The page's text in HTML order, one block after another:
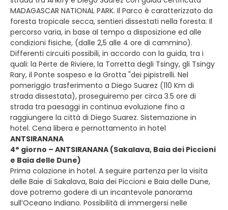
MADAGASCAR NATIONAL PARK. Il Parco è caratterizzato da
foresta tropicale secca, sentieri dissestati nella foresta. Il
percorso varia, in base al tempo a disposizione ed alle
condizioni fisiche, (dalle 2,5 alle 4 ore di cammino).
Differenti circuiti possibili, in accordo con la guida, tra i
quali: la Perte de Riviere, la Torretta degli Tsingy, gli Tsingy
Rary, il Ponte sospeso e la Grotta "dei pipistrelli. Nel
pomeriggio trasferimento a Diego Suarez (110 Km di
strada dissestata), proseguiremo per circa 3.5 ore di
strada tra paesaggi in continua evoluzione fino a
raggiungere la città di Diego Suarez. Sistemazione in
hotel. Cena libera e pernottamento in hotel
ANTSIRANANA
4° giorno – ANTSIRANANA (Sakalava, Baia dei Piccioni
e Baia delle Dune)
Prima colazione in hotel. A seguire partenza per la visita
delle Baie di Sakalava, Baia dei Piccioni e Baia delle Dune,
dove potremo godere di un incantevole panorama
sull’Oceano Indiano. Possibilità di immergersi nelle